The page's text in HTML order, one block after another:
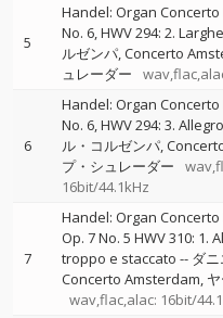
5
Handel: Organ Concerto
No. 6, HWV 294: 2.
ルゼンパ Concerto
ュレーダー
6
Handel: Organ Concerto
No. 6, HWV 294: 3.
ル・コルゼンパ
プ・シュレーダー
16bit/44.1kHz
7
Handel: Organ Concerto
Op. 7 No. 5 HWV 310: 1.
troppo e staccato -- ダ
Concerto Amsterdam
wav,flac,alac: 16bit/